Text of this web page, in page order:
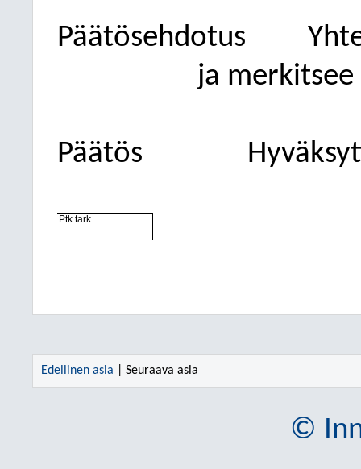
Päätösehdotus
ja
Päätös
Ptk tark.
Edellinen asia | Seuraava asia
©